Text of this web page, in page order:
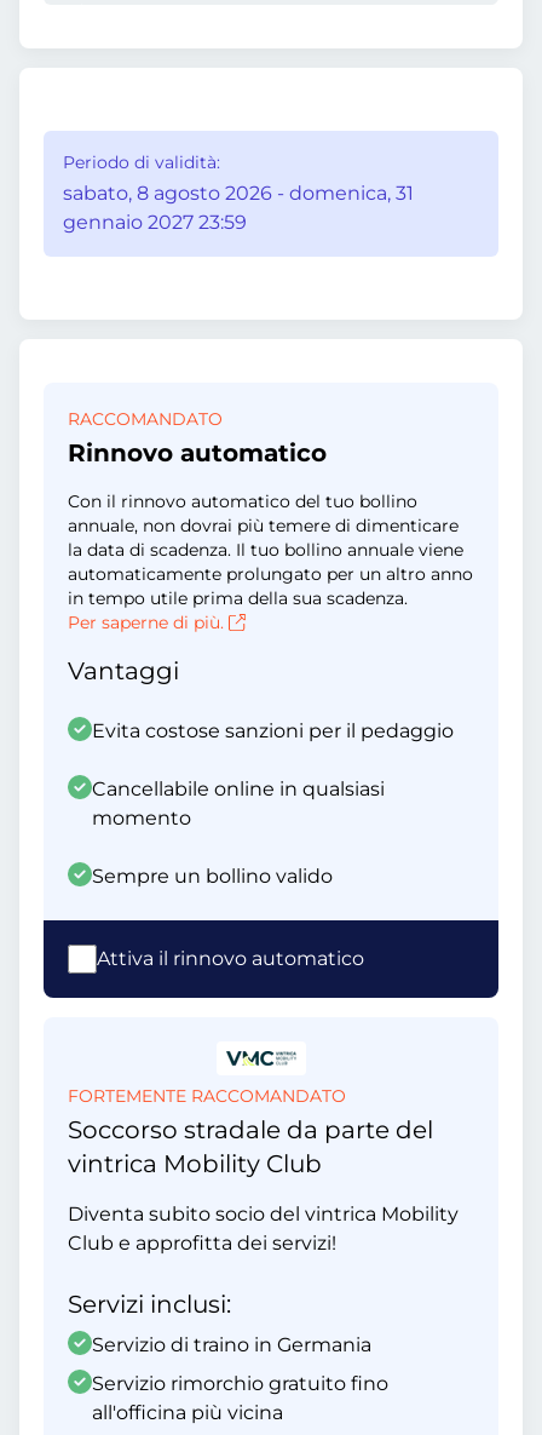
Periodo di validità:
sabato, 8 agosto 2026 - domenica, 31
gennaio 2027 23:59
RACCOMANDATO
Rinnovo automatico
Con il rinnovo automatico del tuo bollino
annuale, non dovrai più temere di dimenticare
la data di scadenza. Il tuo bollino annuale viene
automaticamente prolungato per un altro anno
in tempo utile prima della sua scadenza.
Per saperne di più.
Vantaggi
Evita costose sanzioni per il pedaggio
Cancellabile online in qualsiasi
momento
Sempre un bollino valido
Attiva il rinnovo automatico
FORTEMENTE RACCOMANDATO
Soccorso stradale da parte del
vintrica Mobility Club
Diventa subito socio del vintrica Mobility
Club e approfitta dei servizi!
Servizi inclusi:
Servizio di traino in Germania
Servizio rimorchio gratuito fino
all'officina più vicina